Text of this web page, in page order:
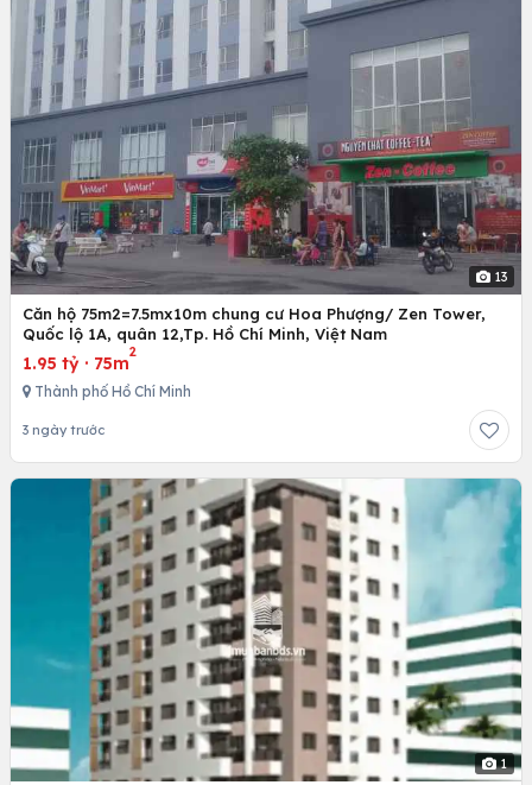
13
Căn hộ 75m2=7.5mx10m chung cư Hoa Phượng/ Zen Tower,
Quốc lộ 1A, quân 12,Tp. Hồ Chí Minh, Việt Nam
1.95 tỷ · 75m
2
Thành phố Hồ Chí Minh
3 ngày trước
1